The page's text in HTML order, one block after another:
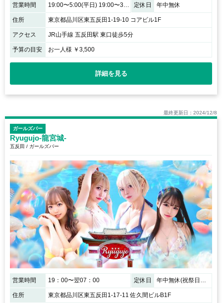
営業時間 定休日 年中無休
住所 東京都品川区東五反田1-19-10 コアビル1F
アクセス JR山手線 五反田駅 東口徒歩5分
予算の目安 お一人様 ￥3,500
詳細を見る
最終更新日：2024/12/8
ガールズバー
Ryugujo-龍宮城-
五反田 / ガールズバー
営業時間 19：00〜翌07：00 定休日 年中無休(祝祭日は要確認)
住所 東京都品川区東五反田1-17-11 佐久間ビルB1F